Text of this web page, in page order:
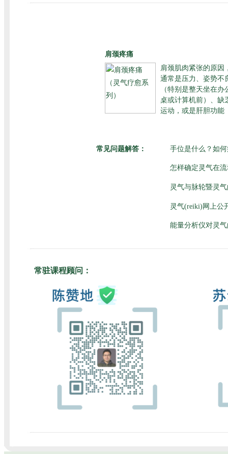
肩颈疼痛
肩颈肌肉紧张的原因
通常是压力、姿势不
（特别是整天坐在办
桌或计算机前）、缺
运动，或是肝胆功能
常见问题解答： 手位是什么？如
怎样确定灵气在
灵气与脉轮暨灵
灵气(reiki)网上公
能量分析仪对灵
常驻课程顾问：